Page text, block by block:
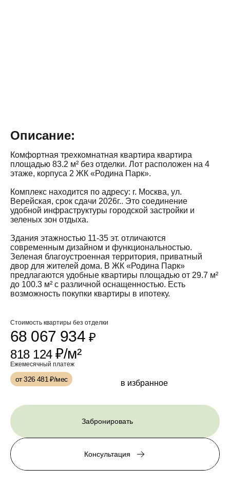
Описание:
Комфортная трехкомнатная квартира квартира
площадью 83.2 м² без отделки. Лот расположен на 4
этаже, корпуса 2 ЖК «Родина Парк».
Комплекс находится по адресу: г. Москва, ул.
Верейская, срок сдачи 2026г.. Это соединение
удобной инфраструктуры городской застройки и
зеленых зон отдыха.
Здания этажностью 11-35 эт. отличаются
современным дизайном и функциональностью.
Зеленая благоустроенная территория, приватный
двор для жителей дома. В ЖК «Родина Парк»
предлагаются удобные квартиры площадью от 29.7 м²
до 100.3 м² с различной оснащенностью. Есть
возможность покупки квартиры в ипотеку.
Стоимость квартиры без отделки
68 067 934₽
818 124₽/м²
Ежемесячный платеж
от 326 481₽/мес в избранное
Забронировать
Консультация